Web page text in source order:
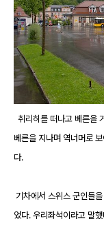
취리히를 떠나고 베른을
베른을 지나며 역너머로
다.
기차에서 스위스 군인들
었다. 우리좌석이라고 말